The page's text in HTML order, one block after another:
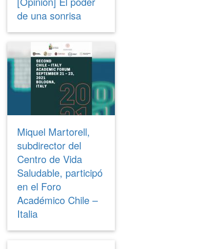
de una sonrisa
Miquel Martorell,
subdirector del
Centro de Vida
Saludable, participó
en el Foro
Académico Chile –
Italia